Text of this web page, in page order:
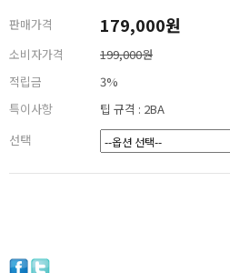
판매가격 179,000원
소비자가격
199,000원
적립금
3%
특이사항
팁 규격 : 2BA
선택